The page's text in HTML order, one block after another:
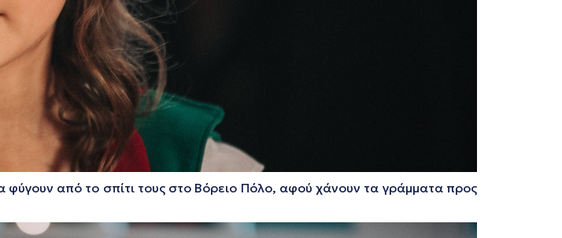
από το σπίτι τους στο Βόρειο Πόλο, αφού χάνουν τα γράμματα προς